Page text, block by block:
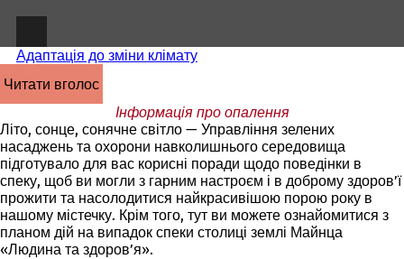
Адаптація до зміни клімату
читати вголос
Інформація про опалення
Літо, сонце, сонячне світло — Управління зелених
насаджень та охорони навколишнього середовища
підготувало для вас корисні поради щодо поведінки в
спеку, щоб ви могли з гарним настроєм і в доброму здоров’ї
прожити та насолодитися найкрасивішою порою року в
нашому містечку. Крім того, тут ви можете ознайомитися з
планом дій на випадок спеки столиці землі Майнца
«Людина та здоров’я».